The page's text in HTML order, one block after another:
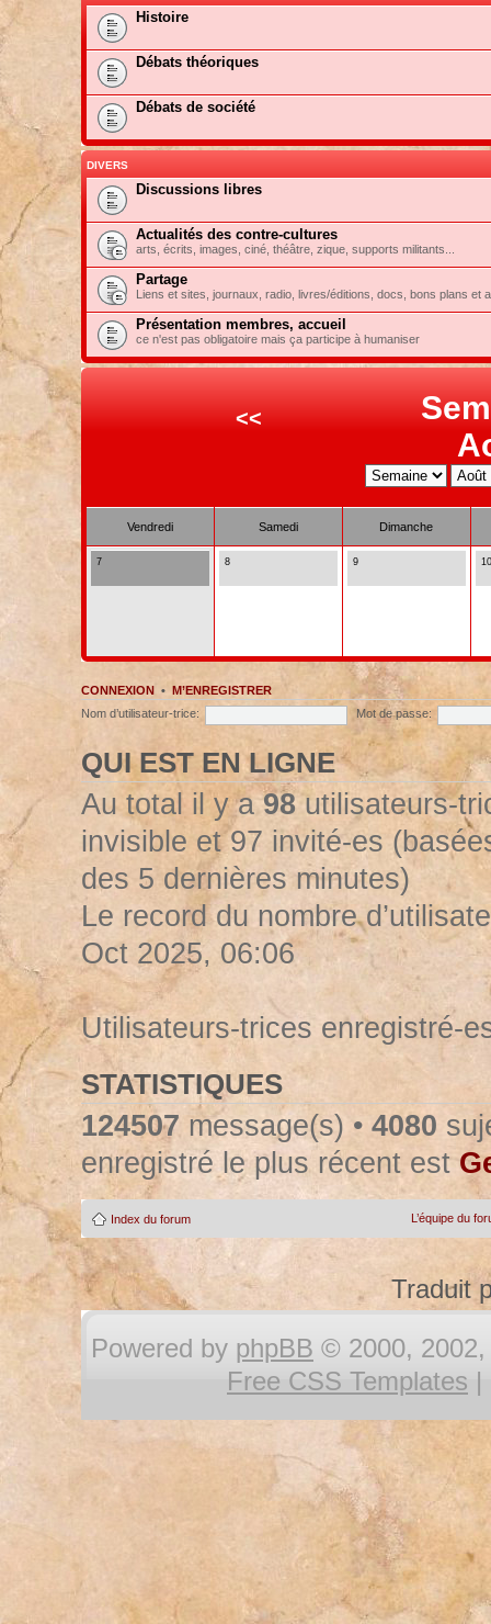
Histoire
Débats théoriques
Débats de société
DIVERS
Discussions libres
Actualités des contre-cultures
arts, écrits, images, ciné, théâtre, zique, supports militants...
Partage
Liens et sites, journaux, radio, livres/éditions, docs, bons plans et
Présentation membres, accueil
ce n'est pas obligatoire mais ça participe à humaniser
<<
Vendredi Samedi Dimanche
7 8 9 10
CONNEXION• M’ENREGISTRER
Nom d’utilisateur-trice:
Mot de passe:
QUI EST EN LIGNE
Au total il y a98utilisateurs-
invisible et 97 invité-es
des 5 dernières minutes)
Le record du nombre
Oct 2025, 06:06
Utilisateurs-trices enregistré-
STATISTIQUES
124507 message(s) • 4080
enregistré le plus récent est
Index du forum L’équipe du
Traduit
Powered by phpBB © 2000, 2002,
Free CSS Templates |